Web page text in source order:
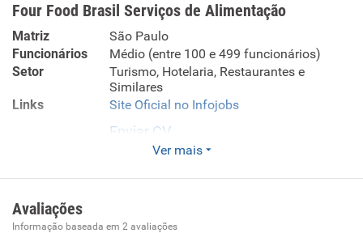
Four Food Brasil Serviços de Alimentação
Matriz
São Paulo
Funcionários
Médio (entre 100 e 499 funcionários)
Setor
Turismo, Hotelaria, Restaurantes e
Similares
Links
Site Oficial no Infojobs
Enviar CV
alimentícios em geral ou especializado em produtos
alimentícios não especificados anteriormente.
Fornecimento de alimentos preparados
Ver mais
Avaliações
Informação baseada em 2 avaliações